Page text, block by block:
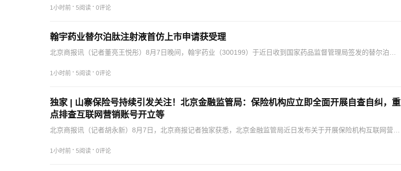
1小时前 · 5阅读 · 0评论
翰宇药业替尔泊肽注射液首仿上市申请获受理
北京商报讯（记者董亮王悦彤）8月7日晚间，翰宇药业（300199）于近日收到国家药品监督管理局签发的替尔泊肽
1小时前 · 5阅读 · 0评论
独家 | 山寨保险号持续引发关注！北京金融监管局：保险机构应立即全面开展自查自纠，重
点排查互联网营销账号开立等
北京商报讯（记者胡永新）8月7日，北京商报记者独家获悉，北京金融监管局近日发布关于开展保险机构互联网营销
宣…
1小时前 · 5阅读 · 0评论